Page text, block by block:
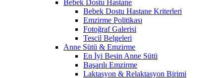
Bebek Dostu Hastane
Bebek Dostu Hastane Kriterleri
Emzirme Politikası
Fotoğraf Galerisi
Tescil Belgeleri
Anne Sütü & Emzirme
En İyi Besin Anne Sütü
Başarılı Emzirme
Laktasyon & Relaktasyon Birimi